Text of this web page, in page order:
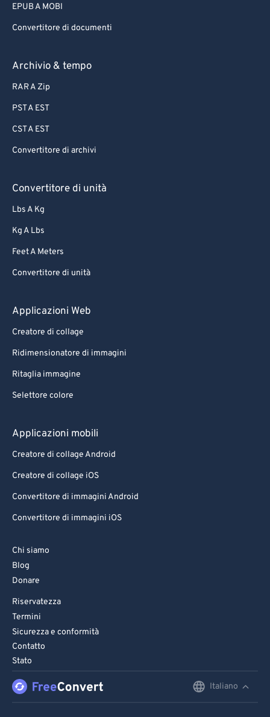
EPUB A MOBI
Convertitore di documenti
Archivio & tempo
RAR A Zip
PST A EST
CST A EST
Convertitore di archivi
Convertitore di unità
Lbs A Kg
Kg A Lbs
Feet A Meters
Convertitore di unità
Applicazioni Web
Creatore di collage
Ridimensionatore di immagini
Ritaglia immagine
Selettore colore
Applicazioni mobili
Creatore di collage Android
Creatore di collage iOS
Convertitore di immagini Android
Convertitore di immagini iOS
Chi siamo
Blog
Donare
Riservatezza
Termini
Sicurezza e conformità
Contatto
Stato
Italiano